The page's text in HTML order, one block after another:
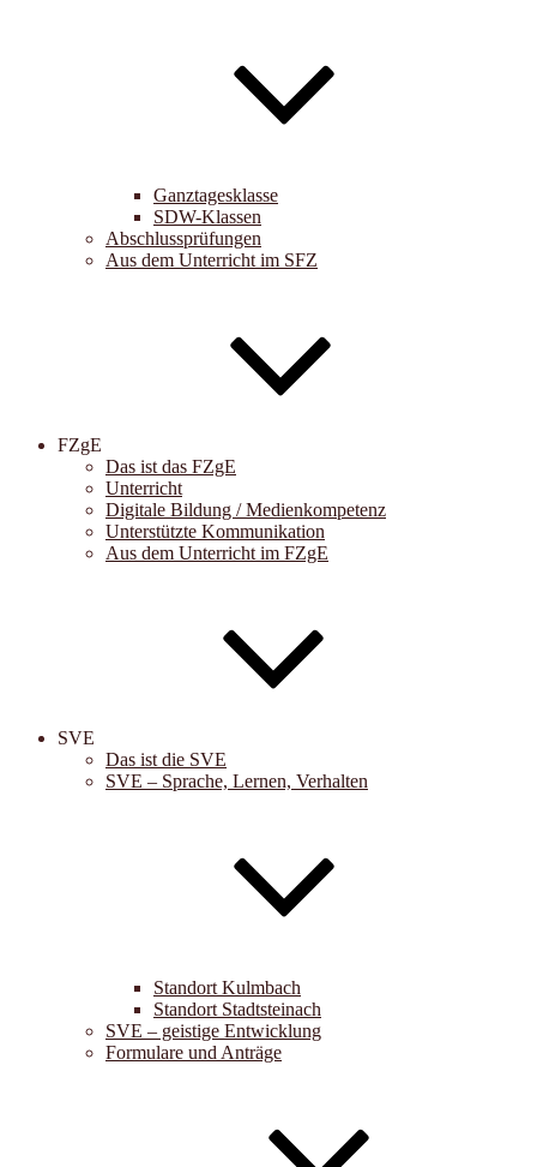
Ganztagesklasse
SDW-Klassen
Abschlussprüfungen
Aus dem Unterricht im SFZ
FZgE
Das ist das FZgE
Unterricht
Digitale Bildung / Medienkompetenz
Unterstützte Kommunikation
Aus dem Unterricht im FZgE
SVE
Das ist die SVE
SVE – Sprache, Lernen, Verhalten
Standort Kulmbach
Standort Stadtsteinach
SVE – geistige Entwicklung
Formulare und Anträge